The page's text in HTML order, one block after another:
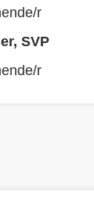
r
SVP
r